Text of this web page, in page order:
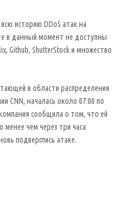
историю DDoS атак на
в данный момент не доступны
Github, ShutterStock и множество
в области распределения
CNN, началась около 07:00 по
сообщила о том, что ей
менее чем через три часа
подверглись атаке.